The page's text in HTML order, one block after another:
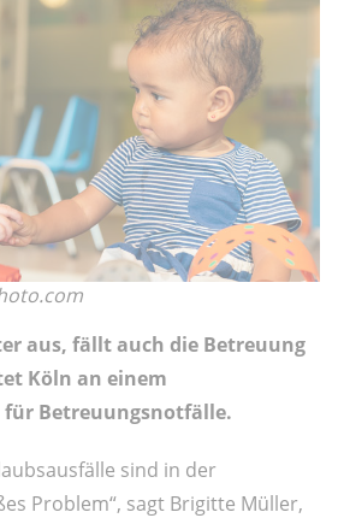
aus, fällt auch die Betreuung
Köln an einem
Betreuungsnotfälle.
sind in der
Problem“, sagt Brigitte Müller,